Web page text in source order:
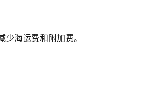
海运费和附加费。